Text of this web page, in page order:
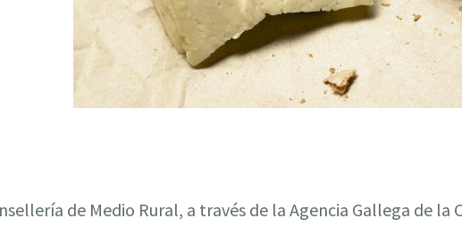
de Medio Rural, a través de la Agencia Gallega de